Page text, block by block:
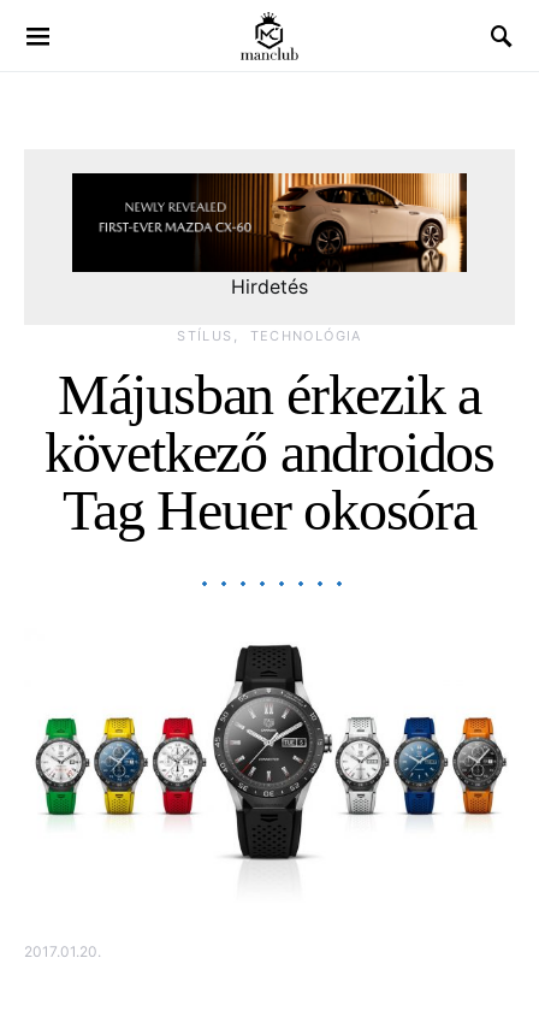
Hirdetés
STÍLUS TECHNOLÓGIA
Májusban érkezik a
következő androidos
Tag Heuer okosóra
2017.01.20.